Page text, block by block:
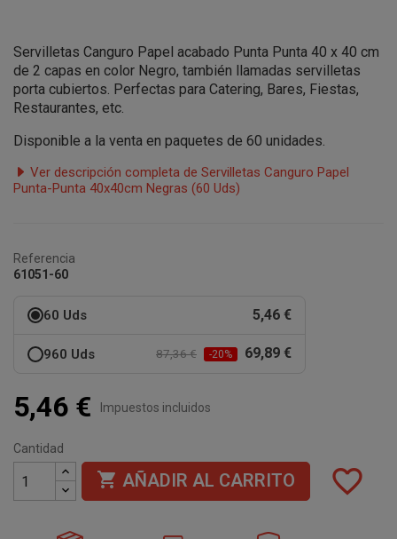
Servilletas Canguro Papel acabado Punta Punta 40 x 40 cm
de 2 capas en color Negro, también llamadas servilletas
porta cubiertos. Perfectas para Catering, Bares, Fiestas,
Restaurantes, etc.
Disponible a la venta en paquetes de 60 unidades.
Ver descripción completa de Servilletas Canguro Papel
Punta-Punta 40x40cm Negras (60 Uds)
Referencia
61051-60
60 Uds 5,46 €
960 Uds 87,36 € -20% 69,89 €
5,46 € Impuestos incluidos
Cantidad
 AÑADIR AL CARRITO favorite_border